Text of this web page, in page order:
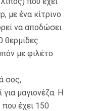
με ένα κίτρινο
να αποδώσει
θερμίδες.
με φιλέτο
σος,
μαγιονέζα. Η
έχει 150